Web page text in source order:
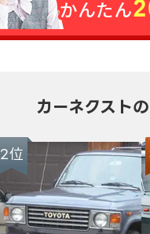
カーネクスト
2位